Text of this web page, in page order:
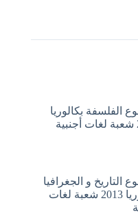
الفلسفة بكالوريا
التاريخ و الجغرافيا
بكالوريا 2013 شعبة لغات